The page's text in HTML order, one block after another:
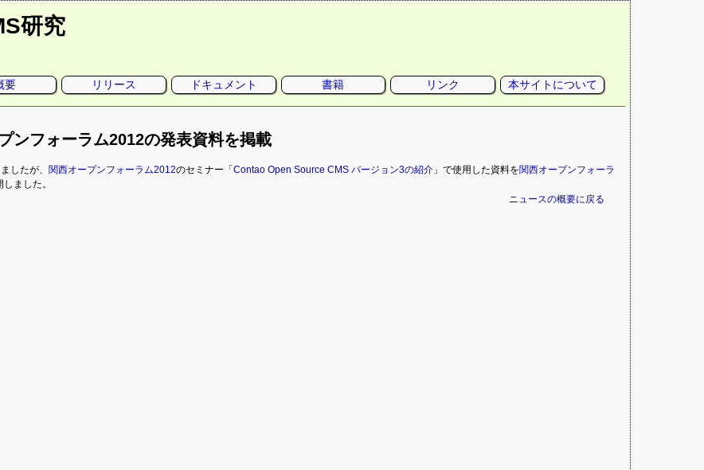
研究
要 リリース ドキュメント 書籍 リンク 本サイトについて
ンフォーラム2012の発表資料を掲載
したが、 関西オープンフォーラム2012のセミナー「Contao Open Source CMS バージョン3の紹介 」で使用した資料を関西オープンフォーラ
ました。
ニュースの概要に戻る